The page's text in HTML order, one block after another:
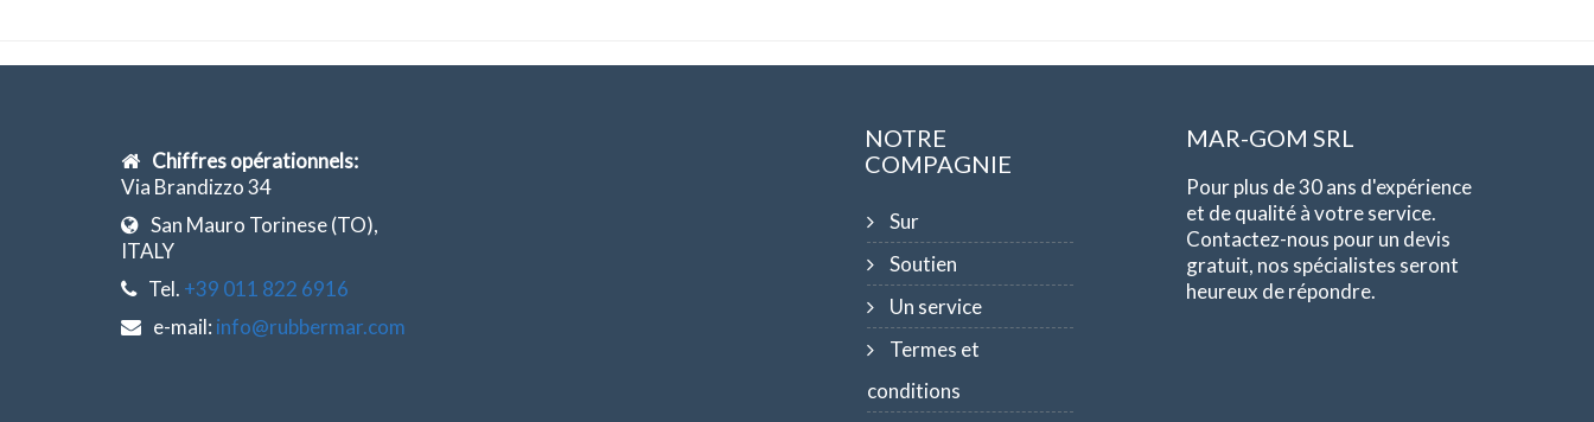
Chiffres opérationnels:
Via Brandizzo 34
San Mauro Torinese (TO),
ITALY
Tel. +39 011 822 6916
e-mail: info@rubbermar.com
NOTRE
COMPAGNIE
Sur
Soutien
Un service
Termes et
conditions
MAR-GOM SRL
Pour plus de 30 ans d'expérience
et de qualité à votre service.
Contactez-nous pour un devis
gratuit, nos spécialistes seront
heureux de répondre.